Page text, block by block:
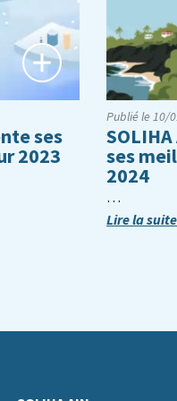
ses
2023
Publié le 10/
ses
2024
…
Lire la suite